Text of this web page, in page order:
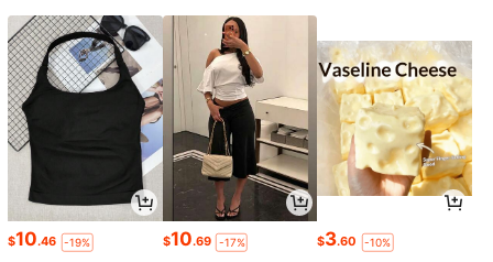
$10.46 -19% $10.69 -17% $3.60 -10%